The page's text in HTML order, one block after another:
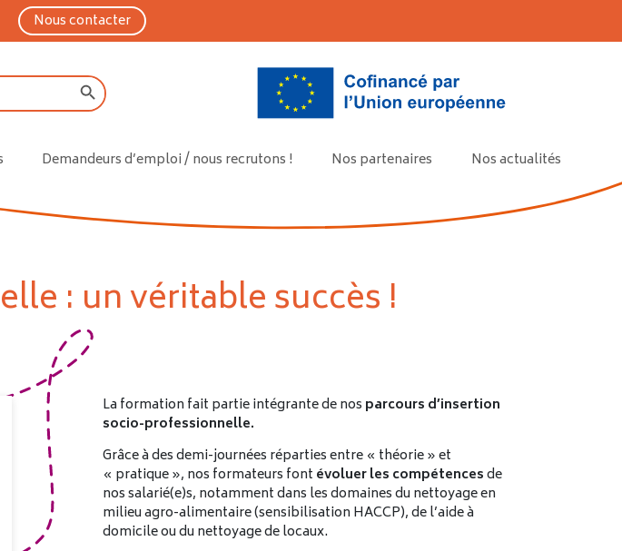
Nous contacter
Search Button
Demandeurs d’emploi / nous recrutons ! Nos partenaires Nos actualités
: un véritable succès !
La formation fait partie intégrante de nos parcours d’insertion
socio-professionnelle.
Grâce à des demi-journées réparties entre « théorie » et
« pratique », nos formateurs font évoluer les compétencesde
nos salarié(e)s, notamment dans les domaines du nettoyage en
milieu agro-alimentaire (sensibilisation HACCP), de l’aide à
domicile ou du nettoyage de locaux.